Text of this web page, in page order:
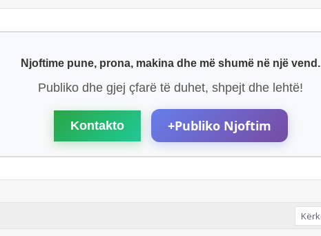
Njoftime pune, prona, makina dhe më shumë në një vend.
Publiko dhe gjej çfarë të duhet, shpejt dhe lehtë!
Kontakto +Publiko Njoftim